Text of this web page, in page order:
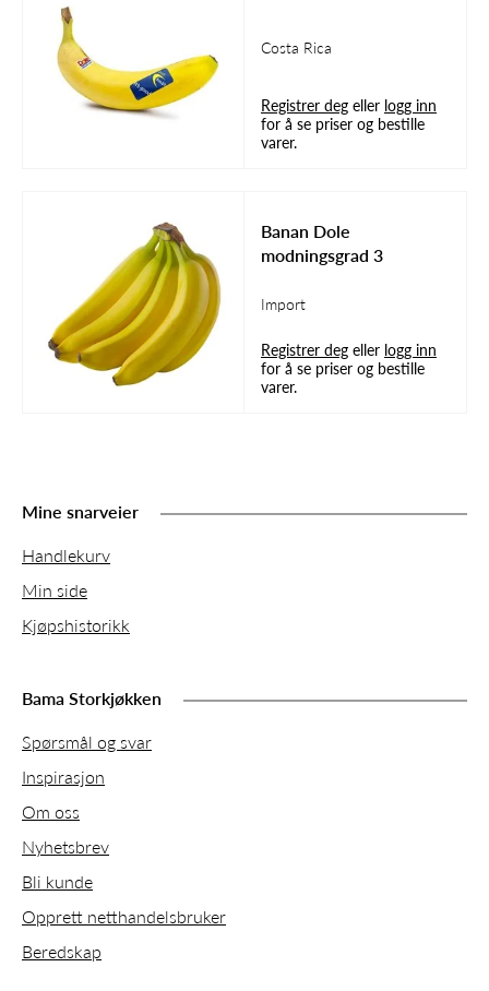
Costa Rica
Registrer deg eller logg inn
for å se priser og bestille
varer.
Banan Dole
modningsgrad 3
Import
Registrer deg eller logg inn
for å se priser og bestille
varer.
Mine snarveier
Handlekurv
Min side
Kjøpshistorikk
Bama Storkjøkken
Spørsmål og svar
Inspirasjon
Om oss
Nyhetsbrev
Bli kunde
Opprett netthandelsbruker
Beredskap